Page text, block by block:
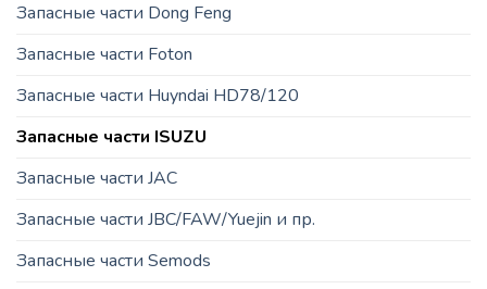
Запасные части Dong Feng
Запасные части Foton
Запасные части Huyndai HD78/120
Запасные части ISUZU
Запасные части JAC
Запасные части JBC/FAW/Yuejin и пр.
Запасные части Semods